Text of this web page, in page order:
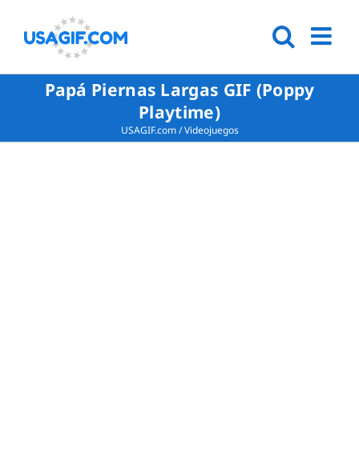
Papá Piernas Largas GIF (Poppy
Playtime)
USAGIF.com/Videojuegos